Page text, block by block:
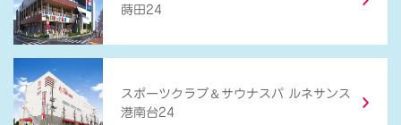
蒔田24
スポーツクラブ ＆ サウナスパ ルネサンス
港南台24